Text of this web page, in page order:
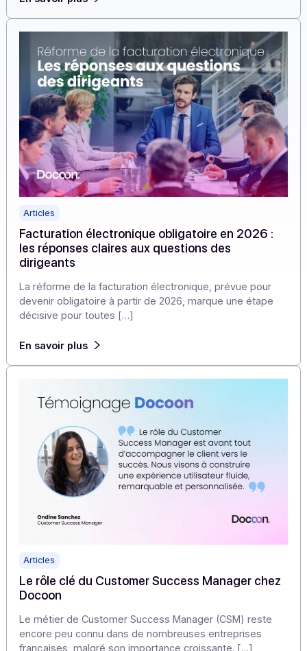
En savoir plus
Articles
Facturation électronique obligatoire en 2026 :
dirigeants
La réforme de la facturation électronique, prévue pour
devenir obligatoire à partir de 2026, marque une étape
décisive pour toutes […]
En savoir plus